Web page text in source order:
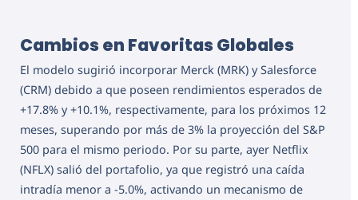
Cambios en Favoritas Globales
El modelo sugirió incorporar Merck (MRK) y Salesforce
(CRM) debido a que poseen rendimientos esperados de
+17.8% y +10.1%, respectivamente, para los próximos 12
meses, superando por más de 3% la proyección del S&P
500 para el mismo periodo. Por su parte, ayer Netflix
(NFLX) salió del portafolio, ya que registró una caída
intradía menor a -5.0%, activando un mecanismo de